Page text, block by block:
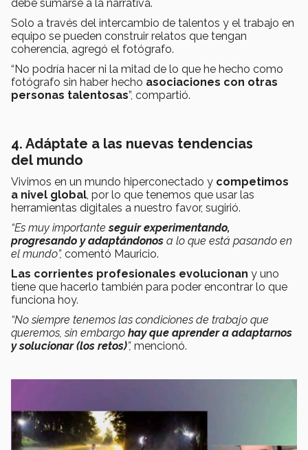
debe sumarse a la narrativa.
Solo a través del intercambio de talentos y el trabajo en
equipo se pueden construir relatos que tengan
coherencia, agregó el fotógrafo.
“No podría hacer ni la mitad de lo que he hecho como
fotógrafo sin haber hecho asociaciones con otras
personas talentosas”, compartió.
4. Adáptate a las nuevas tendencias
del mundo
Vivimos en un mundo hiperconectado y competimos
a nivel global, por lo que tenemos que usar las
herramientas digitales a nuestro favor, sugirió.
“Es muy importanteseguir experimentando,
progresando y adaptándonos a lo que está pasando en
el mundo”, comentó Mauricio.
Las corrientes profesionales evolucionan y uno
tiene que hacerlo también para poder encontrar lo que
funciona hoy.
“No siempre tenemos las condiciones de trabajo que
queremos, sin embargo hay que aprender a adaptarnos
y solucionar (los retos)”, mencionó.